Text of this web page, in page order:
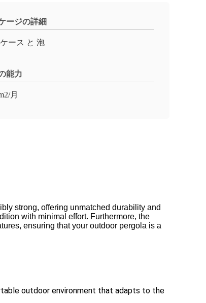
ージの詳細
ース と 泡
能力
月
strong, offering unmatched durability and
with minimal effort. Furthermore, the
ensuring that your outdoor pergola is a
outdoor environment that adapts to the